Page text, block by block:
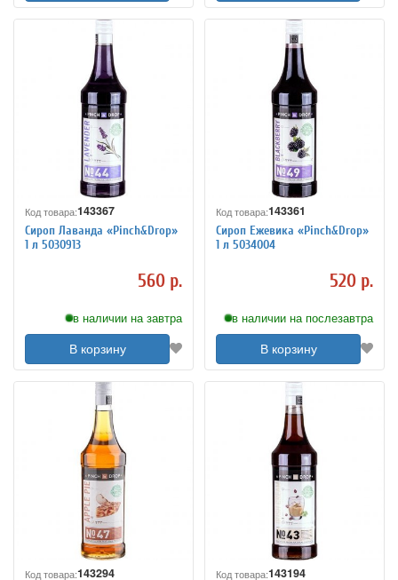
Код товара:143367
Сироп Лаванда «Pinch&Drop»
1 л 5030913
560 р.
в наличии на завтра
В корзину
Код товара:143361
Сироп Ежевика «Pinch&Drop»
1 л 5034004
520 р.
в наличии на послезавтра
В корзину
Код товара:143294 Код товара:143194